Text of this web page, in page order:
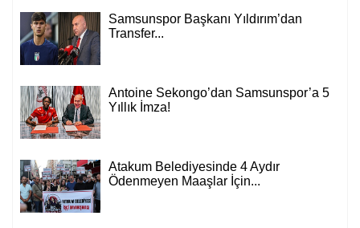
Samsunspor Başkanı Yıldırım’dan
Transfer...
Antoine Sekongo’dan Samsunspor’a 5
Yıllık İmza!
Atakum Belediyesinde 4 Aydır
Ödenmeyen Maaşlar İçin...